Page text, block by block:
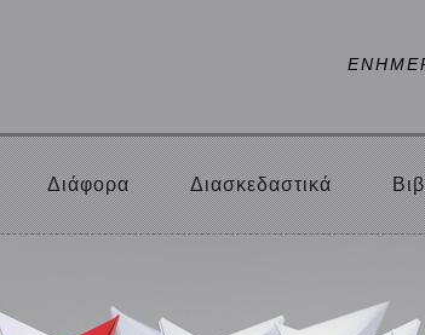
Διάφορα Διασκεδαστικά